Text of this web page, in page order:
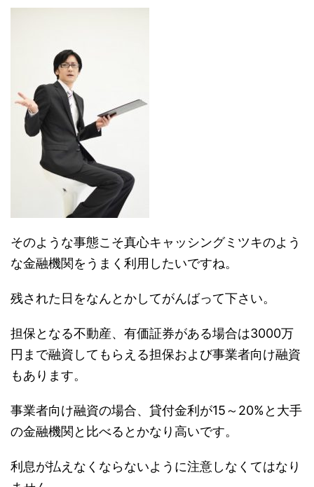
そのような事態こそ真心キャッシングミツキのよう
な金融機関をうまく利用したいですね。
残された日をなんとかしてがんばって下さい。
担保となる不動産、有価証券がある場合は3000万
円まで融資してもらえる担保および事業者向け融資
もあります。
事業者向け融資の場合、貸付金利が15～20%と大手
の金融機関と比べるとかなり高いです。
利息が払えなくならないように注意しなくてはなり